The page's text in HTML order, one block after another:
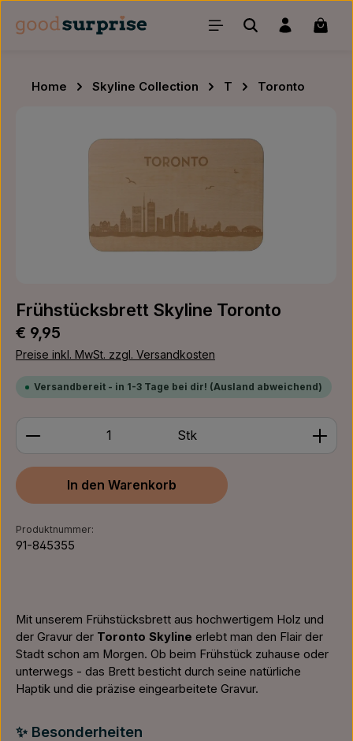
Zum Hauptinhalt springen
Home Skyline Collection T
Toronto
Frühstücksbrett Skyline Toronto
Regulärer Preis:
€ 9,95
Preise inkl. MwSt. zzgl. Versandkosten
Versandbereit - in 1-3 Tage bei dir! (Ausland abweichend)
Produkt Anzahl: Gib den gewünschten Wert ein
Stk
In den Warenkorb
Produktnummer:
91-845355
Mit unserem Frühstücksbrett aus hochwertigem Holz und
der Gravur der Toronto Skyline erlebt man den Flair der
Stadt schon am Morgen. Ob beim Frühstück zuhause oder
unterwegs - das Brett besticht durch seine natürliche
Haptik und die präzise eingearbeitete Gravur.
✨ Besonderheiten